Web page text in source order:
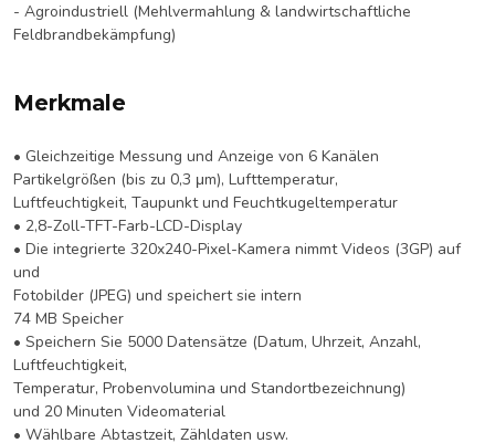
- Agroindustriell (Mehlvermahlung & landwirtschaftliche
Feldbrandbekämpfung)
Merkmale
• Gleichzeitige Messung und Anzeige von 6 Kanälen
Partikelgrößen (bis zu 0,3 μm), Lufttemperatur,
Luftfeuchtigkeit, Taupunkt und Feuchtkugeltemperatur
• 2,8-Zoll-TFT-Farb-LCD-Display
• Die integrierte 320x240-Pixel-Kamera nimmt Videos (3GP) auf
und
Fotobilder (JPEG) und speichert sie intern
74 MB Speicher
• Speichern Sie 5000 Datensätze (Datum, Uhrzeit, Anzahl,
Luftfeuchtigkeit,
Temperatur, Probenvolumina und Standortbezeichnung)
und 20 Minuten Videomaterial
• Wählbare Abtastzeit, Zähldaten usw.